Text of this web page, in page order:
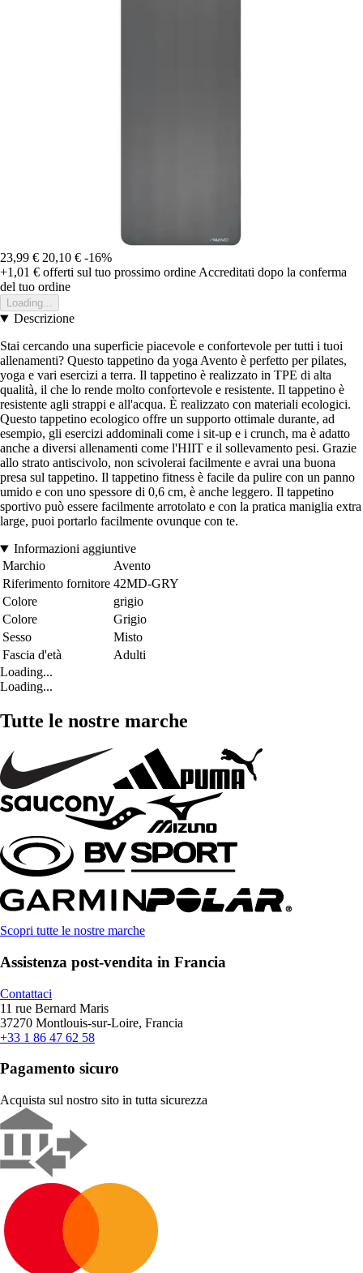
23,99 € 20,10 € -16%
+1,01 € offerti sul tuo prossimo ordine Accreditati dopo la conferma
del tuo ordine
Loading...
Descrizione
Stai cercando una superficie piacevole e confortevole per tutti i tuoi
allenamenti? Questo tappetino da yoga Avento è perfetto per pilates,
yoga e vari esercizi a terra. Il tappetino è realizzato in TPE di alta
qualità, il che lo rende molto confortevole e resistente. Il tappetino è
resistente agli strappi e all'acqua. È realizzato con materiali ecologici.
Questo tappetino ecologico offre un supporto ottimale durante, ad
esempio, gli esercizi addominali come i sit-up e i crunch, ma è adatto
anche a diversi allenamenti come l'HIIT e il sollevamento pesi. Grazie
allo strato antiscivolo, non scivolerai facilmente e avrai una buona
presa sul tappetino. Il tappetino fitness è facile da pulire con un panno
umido e con uno spessore di 0,6 cm, è anche leggero. Il tappetino
sportivo può essere facilmente arrotolato e con la pratica maniglia extra
large, puoi portarlo facilmente ovunque con te.
Informazioni aggiuntive
Marchio
Avento
Riferimento fornitore 42MD-GRY
Colore
grigio
Colore
Grigio
Sesso
Misto
Fascia d'età
Adulti
Loading...
Loading...
Tutte le nostre marche
Scopri tutte le nostre marche
Assistenza post-vendita in Francia
Contattaci
11 rue Bernard Maris
37270 Montlouis-sur-Loire, Francia
+33 1 86 47 62 58
Pagamento sicuro
Acquista sul nostro sito in tutta sicurezza